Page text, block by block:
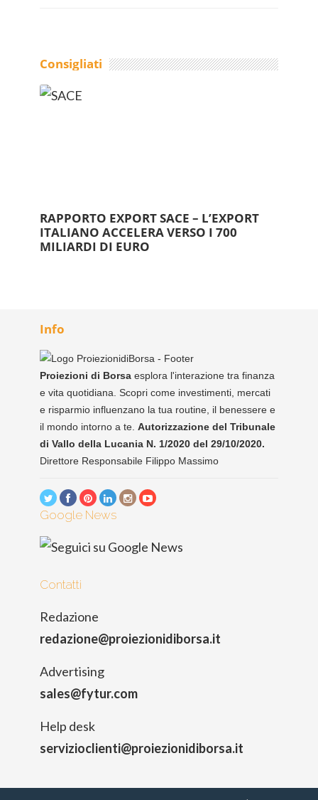
Consigliati
RAPPORTO EXPORT SACE – L’EXPORT
ITALIANO ACCELERA VERSO I 700
MILIARDI DI EURO
Info
Proiezioni di Borsa esplora l'interazione tra finanza
e vita quotidiana. Scopri come investimenti, mercati
e risparmio influenzano la tua routine, il benessere e
il mondo intorno a te. Autorizzazione del Tribunale
di Vallo della Lucania N. 1/2020 del 29/10/2020.
Direttore Responsabile Filippo Massimo
Google News
Contatti
Redazione
redazione@proiezionidiborsa.it
Advertising
sales@fytur.com
Help desk
servizioclienti@proiezionidiborsa.it